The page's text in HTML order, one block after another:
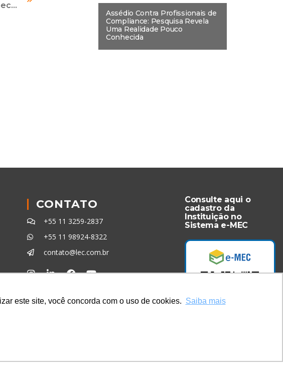
este site, você concorda com o uso de cookies. Saiba mais
volume.
Por Onde Começar A Estudar A Criptoeconomia?
Assédio Contra Profissionais de
Compliance: Pesquisa Revela
Uma Realidade Pouco
Conhecida
CONTATO
+55 11 3259-2837
+55 11 98924-8322
contato@lec.com.br
Consulte aqui o
cadastro da
Instituição no
Sistema e-MEC